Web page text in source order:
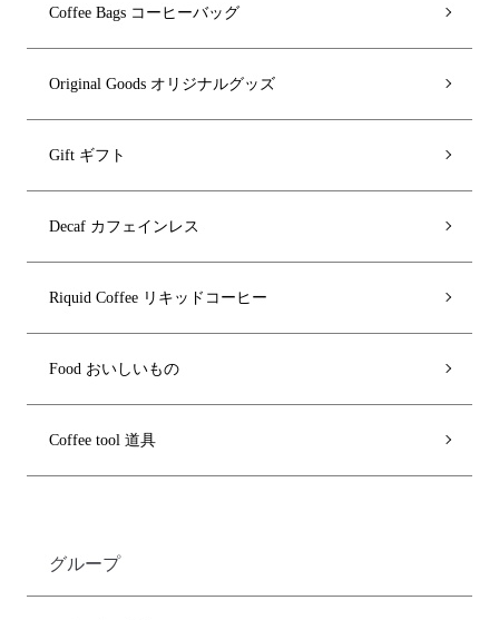
Coffee Bags コーヒーバッグ
Original Goods オリジナルグッズ
Gift ギフト
Decaf カフェインレス
Riquid Coffee リキッドコーヒー
Food おいしいもの
Coffee tool 道具
グループ